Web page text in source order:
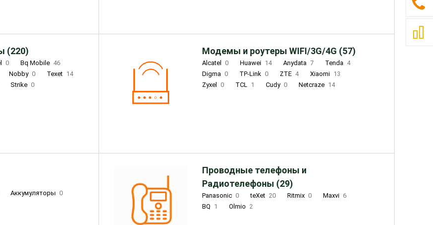
(220)
0 Bq Mobile 46
Nobby 0 Texet 14
Strike 0
Модемы и роутеры WIFI/3G/4G (57)
Alcatel 0 Huawei 14 Anydata 7 Tenda 4
Digma 0 TP-Link 0 ZTE 4 Xiaomi 13
Zyxel
0 TCL 1 Cudy 0 Netcraze 14
Аккумуляторы 0
Проводные телефоны и
Радиотелефоны (29)
Panasonic 0 teXet 20 Ritmix 0 Maxvi 6
BQ 1 Olmio 2